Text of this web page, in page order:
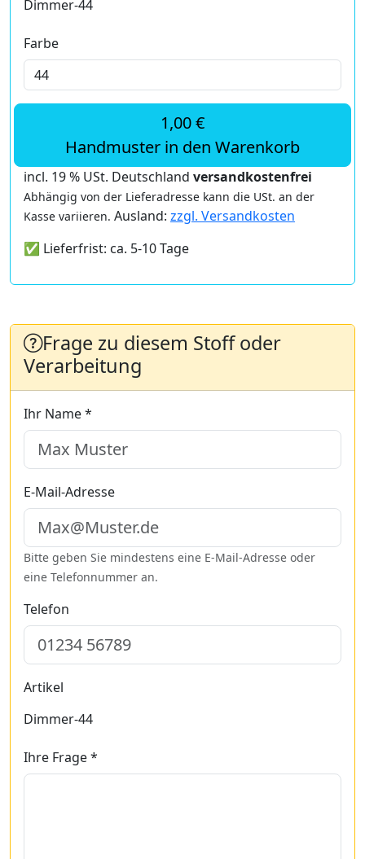
Dimmer-44
Farbe
1,00 €
Handmuster in den Warenkorb
incl. 19 % USt. Deutschland versandkostenfrei
Abhängig von der Lieferadresse kann die USt. an der
Kasse variieren. Ausland: zzgl. Versandkosten
✅ Lieferfrist: ca. 5-10 Tage
Frage zu diesem Stoff oder
Verarbeitung
Ihr Name *
E-Mail-Adresse
Bitte geben Sie mindestens eine E-Mail-Adresse oder
eine Telefonnummer an.
Telefon
Artikel
Dimmer-44
Ihre Frage *